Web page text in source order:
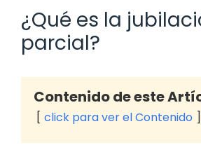
¿Qué es la
parcial?
Contenido de este
click para ver el Contenido